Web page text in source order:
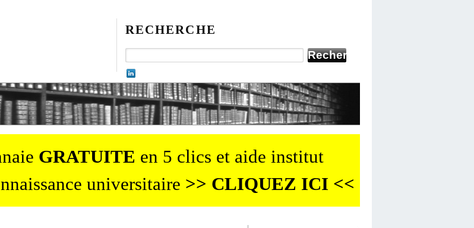
RECHERCHE
GRATUITE en 5 clics et aide institut
universitaire >> CLIQUEZ ICI <<